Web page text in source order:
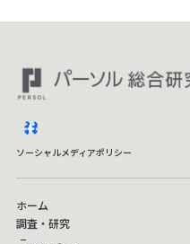
ソーシャルメディアポリシー
ホーム
調査・研究